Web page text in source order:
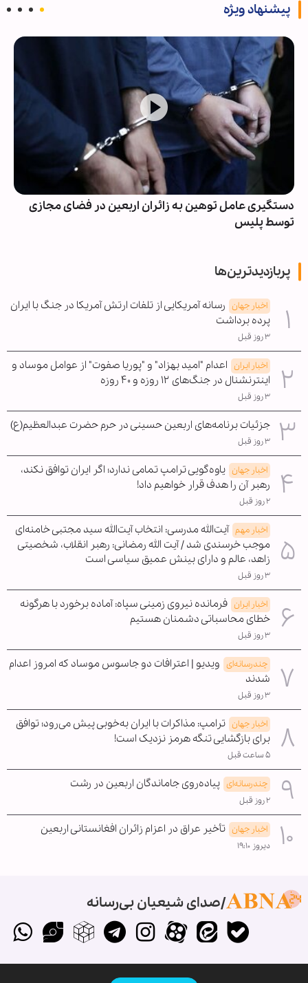
پیشنهاد ویژه
دستگیری عامل توهین به زائران اربعین در فضای مجازی
توسط پلیس
پربازدیدترین‌ها
اخبار جهان رسانه آمریکایی از تلفات ارتش آمریکا در جنگ با ایران
پرده برداشت
۳ روز قبل
اخبار ایران اعدام "امید بهزاد" و "پوریا صفوت" از عوامل موساد و
اینترنشنال در جنگ‌های ۱۲ روزه و ۴۰ روزه
۳ روز قبل
جزئیات برنامه‌های اربعین حسینی در حرم حضرت عبدالعظیم(ع)
۳ روز قبل
اخبار جهان یاوه‌گویی ترامپ تمامی ندارد؛ اگر ایران توافق نکند،
رهبر آن را هدف قرار خواهیم داد!
۲ روز قبل
اخبار مهم آیت‌الله مدرسی: انتخاب آیت‌الله سید مجتبی خامنه‌ای
موجب خرسندی شد / آیت الله رمضانی: رهبر انقلاب، شخصیتی
زاهد، عالم و دارای بینش عمیق سیاسی است
۳ روز قبل
اخبار ایران فرمانده نیروی زمینی سپاه: آماده برخورد با هرگونه
خطای محاسباتی دشمنان هستیم
۳ روز قبل
چندرسانه‌ای ویدیو | اعترافات دو جاسوس موساد که امروز اعدام
شدند
۳ روز قبل
اخبار جهان ترامپ: مذاکرات با ایران به‌خوبی پیش می‌رود؛ توافق
برای بازگشایی تنگه هرمز نزدیک است!
۵ ساعت قبل
چندرسانه‌ای پیاده‌روی جاماندگان اربعین در رشت
۲ روز قبل
اخبار جهان تأخیر عراق در اعزام زائران افغانستانی اربعین
دیروز ۱۹:۱۰
صدای شیعیان بی‌رسانه